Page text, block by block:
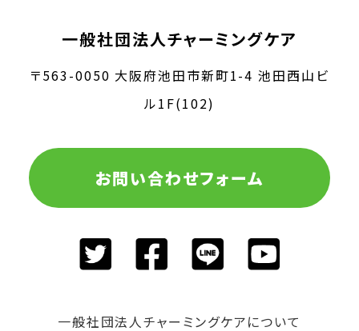
一般社団法人チャーミングケア
〒563-0050 大阪府池田市新町1-4 池田西山ビ
ル1F(102)
お問い合わせフォーム
一般社団法人チャーミングケアについて